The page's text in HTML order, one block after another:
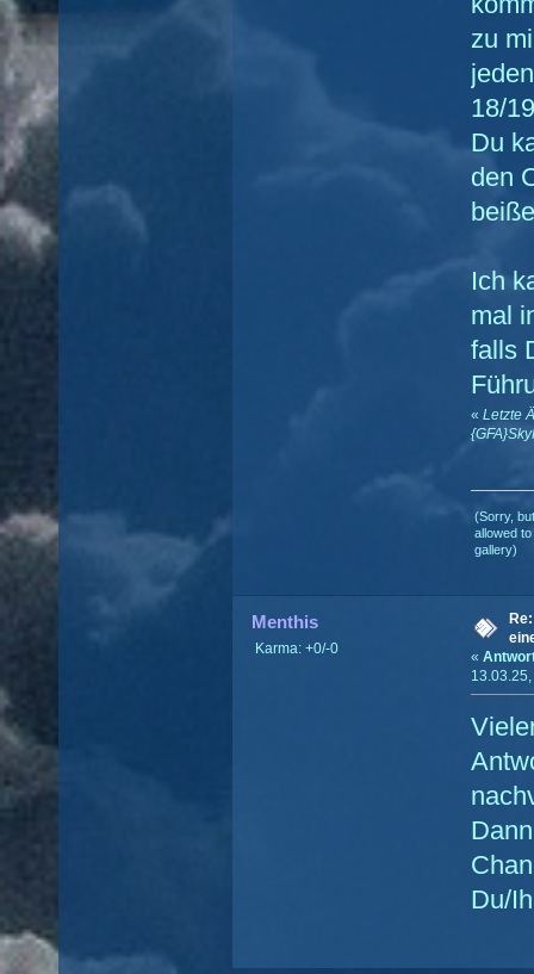
zu
18/
Du
den
Ich
mal
falls
« Letzte
(Sorry,
allowed
gallery)
Menthis
Karma: +0/-0
«
Du/